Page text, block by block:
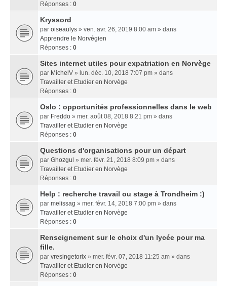
Réponses : 0
Kryssord
par oiseaulys » ven. avr. 26, 2019 8:00 am » dans
Apprendre le Norvégien
Réponses : 0
Sites internet utiles pour expatriation en Norvège
par MichelV » lun. déc. 10, 2018 7:07 pm » dans
Travailler et Etudier en Norvège
Réponses : 0
Oslo : opportunités professionnelles dans le web
par Freddo » mer. août 08, 2018 8:21 pm » dans
Travailler et Etudier en Norvège
Réponses : 0
Questions d'organisations pour un départ
par Ghozgul » mer. févr. 21, 2018 8:09 pm » dans
Travailler et Etudier en Norvège
Réponses : 0
Help : recherche travail ou stage à Trondheim :)
par melissag » mer. févr. 14, 2018 7:00 pm » dans
Travailler et Etudier en Norvège
Réponses : 0
Renseignement sur le choix d'un lycée pour ma
fille.
par vresingetorix » mer. févr. 07, 2018 11:25 am » dans
Travailler et Etudier en Norvège
Réponses : 0